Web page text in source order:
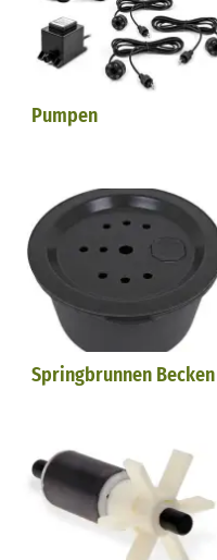
Pumpen
Springbrunnen Becken